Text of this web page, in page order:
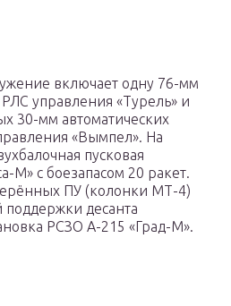
включает одну 76-мм
управления «Турель» и
30-мм автоматических
«Вымпел». На
пусковая
М» с боезапасом 20 ракет.
ПУ (колонки МТ-4)
десанта
РСЗО А-215 «Град-М».